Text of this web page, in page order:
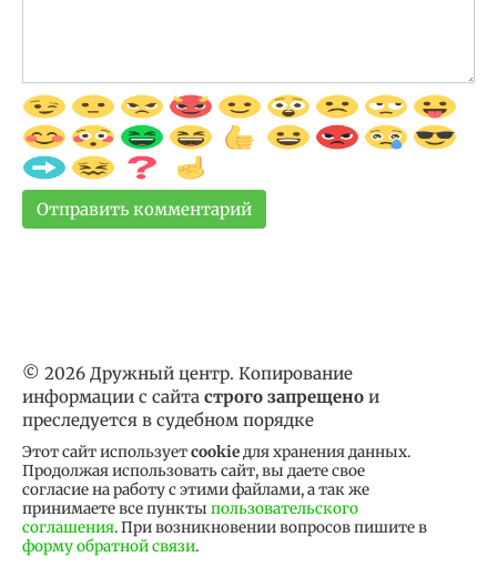
© 2026 Дружный центр. Копирование
информации с сайта строго запрещено и
преследуется в судебном порядке
Этот сайт используетcookieдля хранения данных.
Продолжая использовать сайт, вы даете свое
согласие на работу с этими файлами, а так же
принимаете все пункты пользовательского
соглашения. При возникновении вопросов пишите в
форму обратной связи.